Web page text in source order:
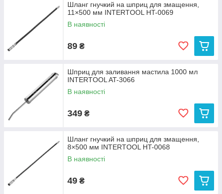
Шланг гнучкий на шприц для змащення,
11×500 мм INTERTOOL HT-0069
В наявності
89 ₴
Шприц для заливання мастила 1000 мл
INTERTOOL AT-3066
В наявності
349 ₴
Шланг гнучкий на шприц для змащення,
8×500 мм INTERTOOL HT-0068
В наявності
49 ₴